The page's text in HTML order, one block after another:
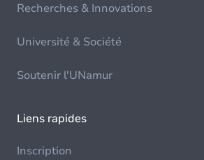
Recherches & Innovations
Université & Société
Soutenir l'UNamur
Liens rapides
Inscription